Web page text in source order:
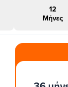
12
Μήνες